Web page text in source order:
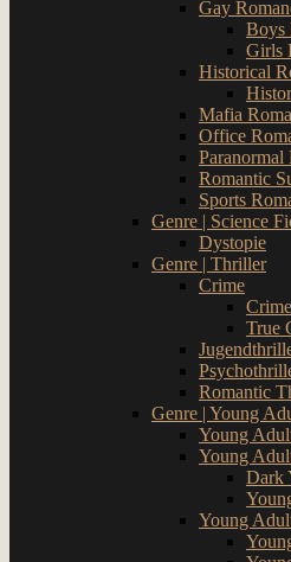
Gay
Boys
Girls
Historical
Mafia
Office
Paranormal
Romantic
Sports
Genre | Science
Dystopie
Genre | Thriller
Crime
True
Romantic
Genre | Young
Young
Young
Dark
Young